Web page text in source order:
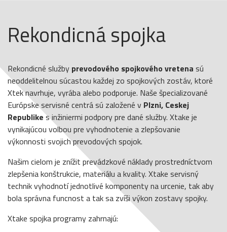
Rekondicná spojka
Rekondicné služby prevodového spojkového vretena sú
neoddelitelnou súcastou každej zo spojkových zostáv, ktoré
Xtek navrhuje, vyrába alebo podporuje. Naše špecializované
Európske servisné centrá sú založené v Plzni, Ceskej
Republikes inžiniermi podpory pre dané služby. Xtake je
vynikajúcou volbou pre vyhodnotenie a zlepšovanie
výkonnosti svojich prevodových spojok.
Našim cielom je znížit prevádzkové náklady prostredníctvom
zlepšenia konštrukcie, materiálu a kvality. Xtake servisný
technik vyhodnotí jednotlivé komponenty na urcenie, tak aby
bola správna funcnost a tak sa zvíši výkon zostavy spojky.
Xtake spojka programy zahrnajú: